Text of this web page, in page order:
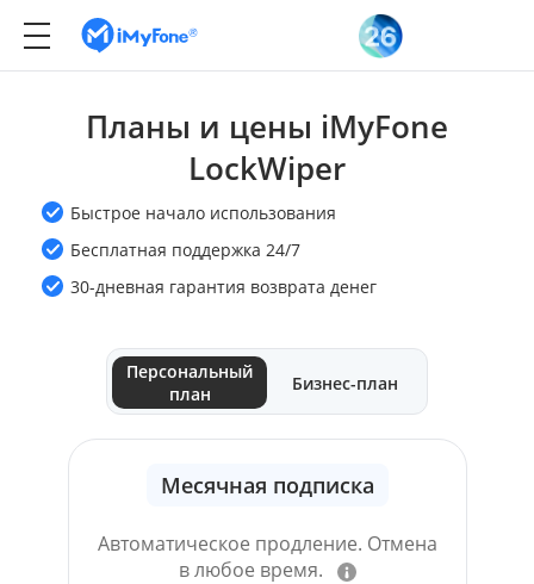
Планы и цены iMyFone
LockWiper
Быстрое начало использования
Бесплатная поддержка 24/7
30-дневная гарантия возврата денег
Персональный
план
Бизнес-план
Месячная подписка
Автоматическое продление. Отмена
в любое время.